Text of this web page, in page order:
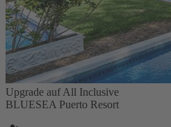
Upgrade auf All Inclusive
BLUESEA Puerto Resort